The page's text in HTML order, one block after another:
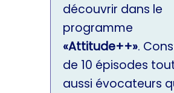
découvrir dans le
programme
«Attitude++».
de 10 épisodes
aussi évocateurs